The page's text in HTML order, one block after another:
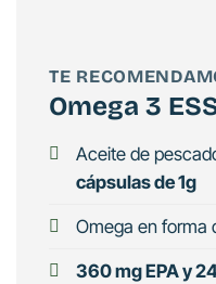
TE
Omega 3
Aceite de
cápsulas de 1g
Omega en forma
360 mg EPA y